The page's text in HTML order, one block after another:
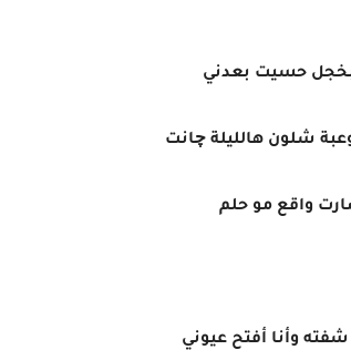
حسيت بعدني
شلون هالليلة چانت
واقع مو حلم
وأنا أفتح عيوني